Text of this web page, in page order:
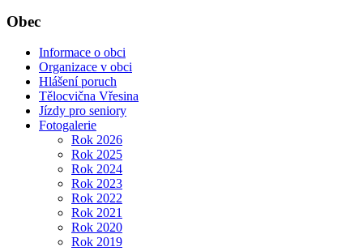
Obec
Informace o obci
Organizace v obci
Hlášení poruch
Tělocvična Vřesina
Jízdy pro seniory
Fotogalerie
Rok 2026
Rok 2025
Rok 2024
Rok 2023
Rok 2022
Rok 2021
Rok 2020
Rok 2019